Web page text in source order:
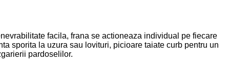
facila, frana se actioneaza individual pe fiecare
sporita la uzura sau lovituri, picioare taiate curb pentru un
pardoselilor.